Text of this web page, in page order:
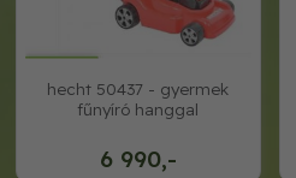
6 990,-
hecht 50437 - gyermek
fűnyíró hanggal